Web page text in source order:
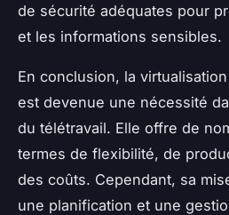
de sécurité adéquates pour
et les informations sensibles.
En conclusion, la
est devenue une nécessité
du télétravail. Elle offre de
termes de flexibilité, de
des coûts. Cependant, sa
une planification et une